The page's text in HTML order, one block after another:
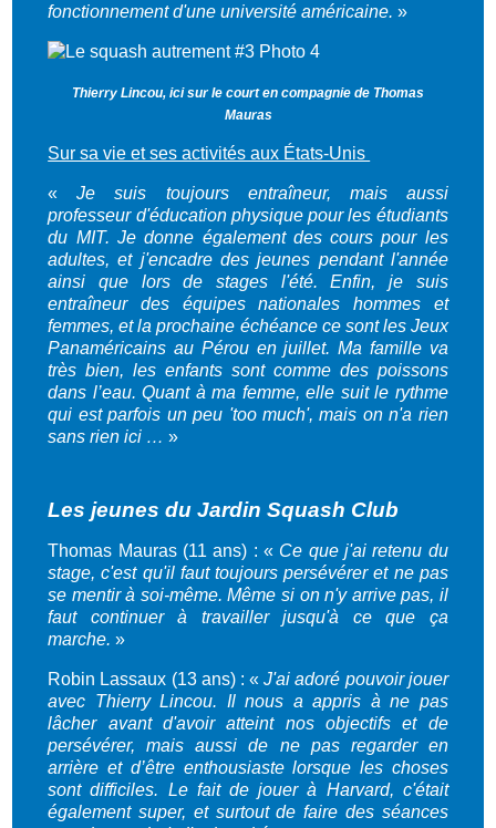
fonctionnement d'une université américaine. »
Thierry Lincou, ici sur le court en compagnie de Thomas
Mauras
Sur sa vie et ses activités aux États-Unis
«Je suis toujours entraîneur, mais aussi
professeur d'éducation physique pour les étudiants
du MIT. Je donne également des cours pour les
adultes, et j'encadre des jeunes pendant l'année
ainsi que lors de stages l'été. Enfin, je suis
entraîneur des équipes nationales hommes et
femmes, et la prochaine échéance ce sont les Jeux
Panaméricains au Pérou en juillet. Ma famille va
très bien, les enfants sont comme des poissons
dans l’eau. Quant à ma femme, elle suit le rythme
qui est parfois un peu 'too much', mais on n'a rien
sans rien ici …»
Les jeunes du Jardin Squash Club
Thomas Mauras (11 ans) : « Ce que j'ai retenu du
stage, c'est qu'il faut toujours persévérer et ne pas
se mentir à soi-même. Même si on n'y arrive pas, il
faut continuer à travailler jusqu'à ce que ça
marche.»
Robin Lassaux (13 ans) :« J'ai adoré pouvoir jouer
avec Thierry Lincou. Il nous a appris à ne pas
lâcher avant d'avoir atteint nos objectifs et de
persévérer, mais aussi de ne pas regarder en
arrière et d’être enthousiaste lorsque les choses
sont difficiles. Le fait de jouer à Harvard, c'était
également super, et surtout de faire des séances